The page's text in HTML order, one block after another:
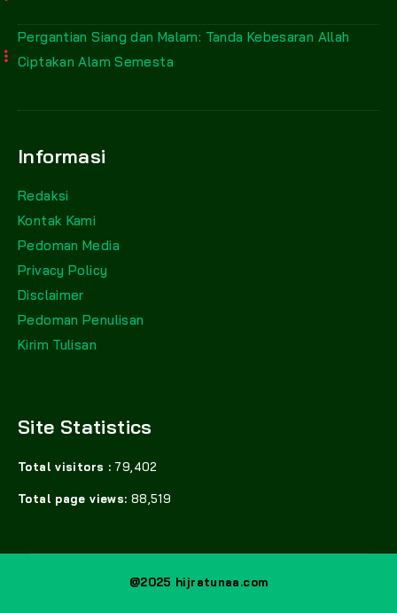
Pergantian Siang dan Malam: Tanda Kebesaran Allah
Ciptakan Alam Semesta
Informasi
Redaksi
Kontak Kami
Pedoman Media
Privacy Policy
Disclaimer
Pedoman Penulisan
Kirim Tulisan
Site Statistics
Total visitors : 79,402
Total page views: 88,519
@2025 hijratunaa.com